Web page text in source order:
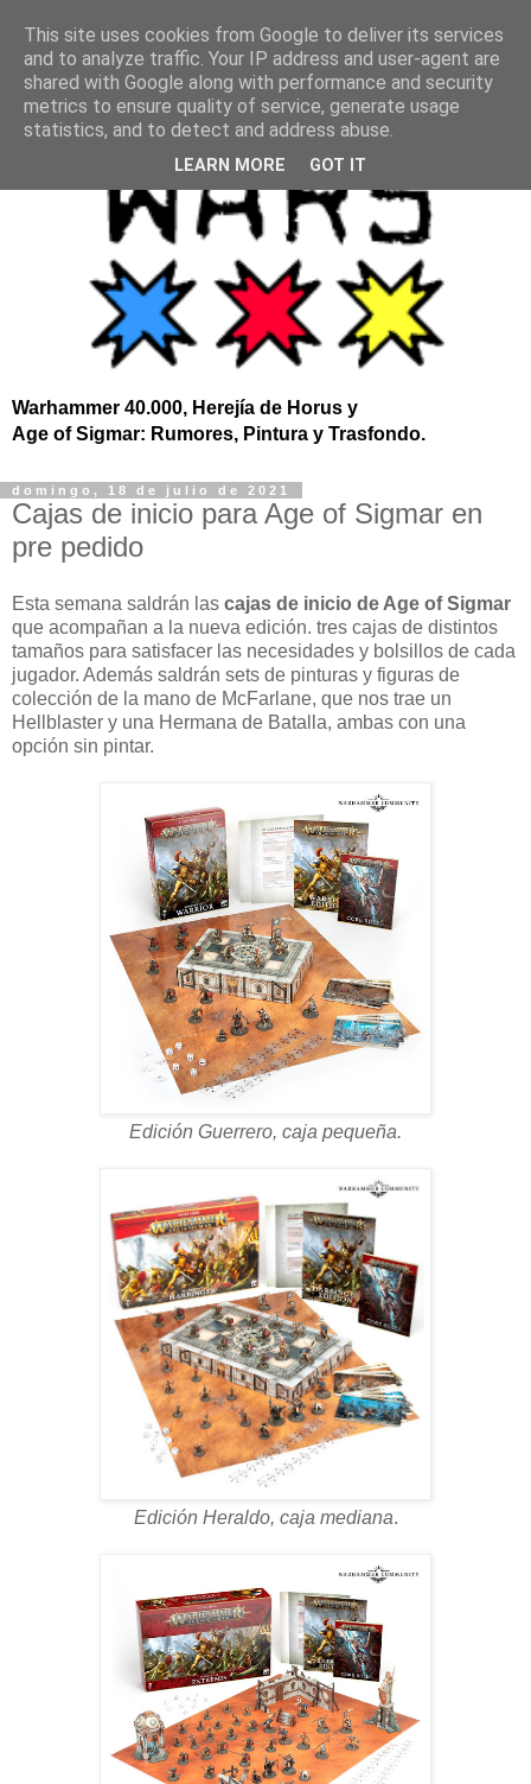
Warhammer 40.000, Herejía de Horus y
Age of Sigmar: Rumores, Pintura y Trasfondo.
domingo, 18 de julio de 2021
Cajas de inicio para Age of Sigmar en
pre pedido
Esta semana saldrán las cajas de inicio de Age of Sigmar
que acompañan a la nueva edición. tres cajas de distintos
tamaños para satisfacer las necesidades y bolsillos de cada
jugador. Además saldrán sets de pinturas y figuras de
colección de la mano de McFarlane, que nos trae un
Hellblaster y una Hermana de Batalla, ambas con una
opción sin pintar.
Edición Guerrero, caja pequeña.
Edición Heraldo, caja mediana.
This site uses cookies from Google to deliver its services
and to analyze traffic. Your IP address and user-agent are
shared with Google along with performance and security
metrics to ensure quality of service, generate usage
statistics, and to detect and address abuse.
LEARN MORE GOT IT